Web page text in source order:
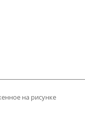
на рисунке